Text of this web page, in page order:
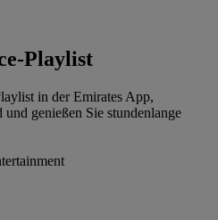
Playlist
in der Emirates App,
genießen Sie stundenlange